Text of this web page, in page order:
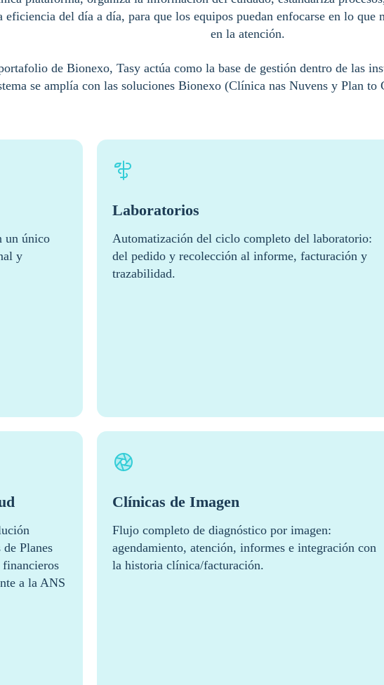
eficiencia del día a día, para que los equipos puedan enfocarse en lo que
en la atención.
de Bionexo, Tasy actúa como la base de gestión dentro de las
se amplía con las soluciones Bionexo (Clínica nas Nuvens y Plan to
un único
y
Laboratorios
Automatización del ciclo completo del laboratorio:
del pedido y recolección al informe, facturación y
trazabilidad.
Planes
a la ANS
Clínicas de Imagen
Flujo completo de diagnóstico por imagen:
agendamiento, atención, informes e integración con
la historia clínica/facturación.